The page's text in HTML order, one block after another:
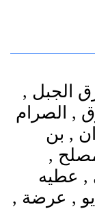
الجبل ,
, الصرام
, بن
,
, عطيه
, عرضة ,